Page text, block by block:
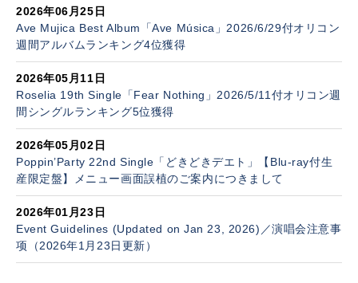
2026年06月25日
Ave Mujica Best Album「Ave Música」2026/6/29付オリコン
週間アルバムランキング4位獲得
2026年05月11日
Roselia 19th Single「Fear Nothing」2026/5/11付オリコン週
間シングルランキング5位獲得
2026年05月02日
Poppin’Party 22nd Single「どきどきデエト」【Blu-ray付生
産限定盤】メニュー画面誤植のご案内につきまして
2026年01月23日
Event Guidelines (Updated on Jan 23, 2026)／演唱会注意事
项（2026年1月23日更新）